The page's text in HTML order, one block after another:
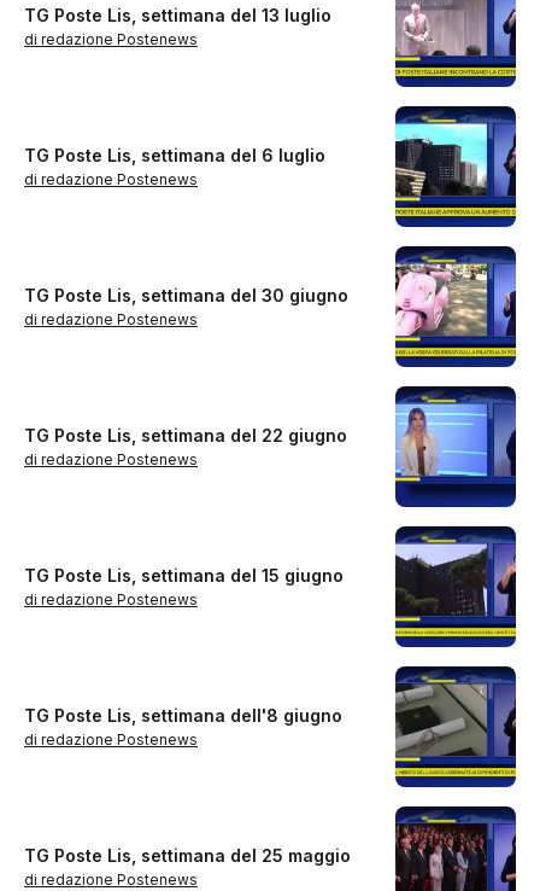
TG Poste Lis, settimana del 13 luglio
di redazione Postenews
TG Poste Lis, settimana del 6 luglio
di redazione Postenews
TG Poste Lis, settimana del 30 giugno
di redazione Postenews
TG Poste Lis, settimana del 22 giugno
di redazione Postenews
TG Poste Lis, settimana del 15 giugno
di redazione Postenews
TG Poste Lis, settimana dell'8 giugno
di redazione Postenews
TG Poste Lis, settimana del 25 maggio
di redazione Postenews